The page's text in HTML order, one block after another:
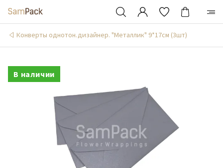
Конверты однотон.дизайнер. "Металлик" 9*17см (3шт)
В наличии